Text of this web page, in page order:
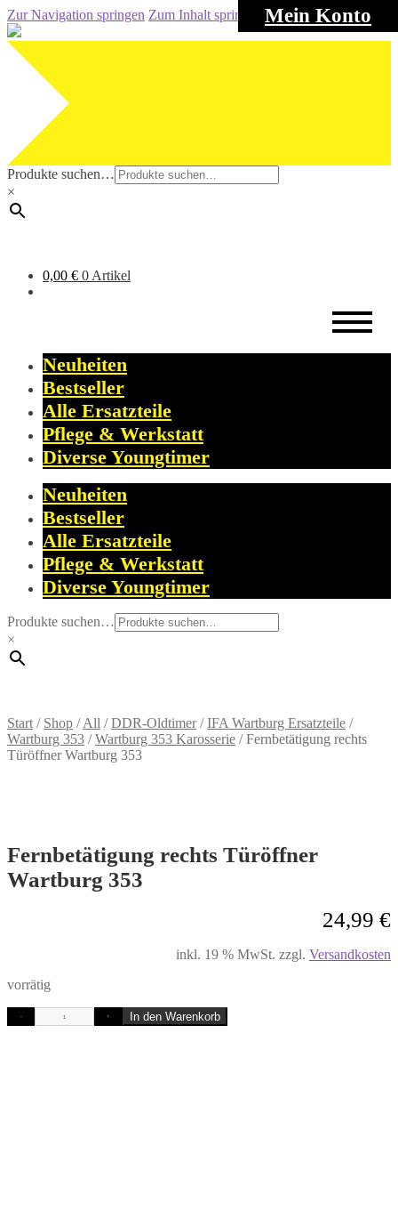
Mein Konto
Zur Navigation springen Zum Inhalt springen
Produkte suchen…
×
0,00 € 0 Artikel
Neuheiten
Bestseller
Alle Ersatzteile
Pflege & Werkstatt
Diverse Youngtimer
Neuheiten
Bestseller
Alle Ersatzteile
Pflege & Werkstatt
Diverse Youngtimer
Produkte suchen…
×
Start / Shop /All /DDR-Oldtimer/IFA Wartburg Ersatzteile /
Wartburg 353 /Wartburg 353 Karosserie /Fernbetätigung rechts
Türöffner Wartburg 353
Fernbetätigung rechts Türöffner
Wartburg 353
24,99 €
inkl. 19 % MwSt. zzgl. Versandkosten
vorrätig
- + In den Warenkorb